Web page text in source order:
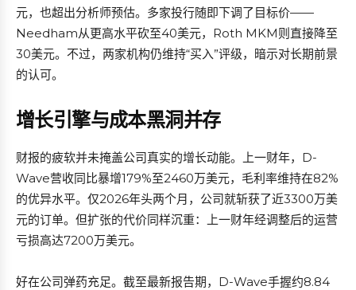
元，也超出分析师预估。多家投行随即下调了目标价——
Needham从更高水平砍至40美元，Roth MKM则直接降至
30美元。不过，两家机构仍维持“买入”评级，暗示对长期前景
的认可。
增长引擎与成本黑洞并存
财报的疲软并未掩盖公司真实的增长动能。上一财年，D-
Wave营收同比暴增179%至2460万美元，毛利率维持在82%
的优异水平。仅2026年头两个月，公司就斩获了近3300万美
元的订单。但扩张的代价同样沉重：上一财年经调整后的运营
亏损高达7200万美元。
好在公司弹药充足。截至最新报告期，D-Wave手握约8.84